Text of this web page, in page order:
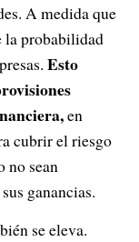
A medida que
la probabilidad
Esto
en
cubrir el riesgo
no sean
ganancias.
se eleva.